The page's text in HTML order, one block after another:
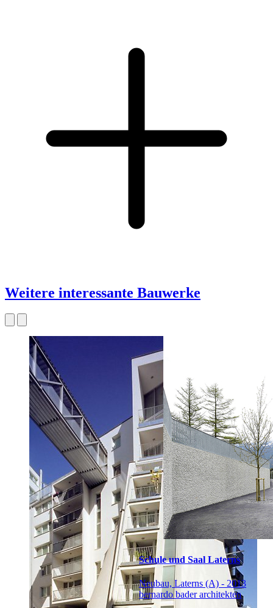
Weitere interessante Bauwerke
Schule und Saal Laterns
Neubau, Laterns (A) - 2013
bernardo bader architekten